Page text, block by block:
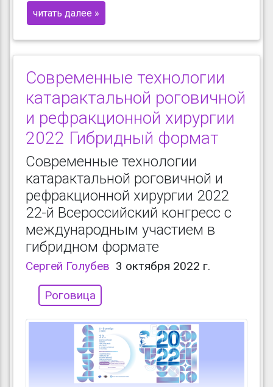
читать далее »
Современные технологии
катарактальной роговичной
и рефракционной хирургии
2022 Гибридный формат
Современные технологии
катарактальной роговичной и
рефракционной хирургии 2022
22-й Всероссийский конгресс с
международным участием в
гибридном формате
Сергей Голубев 3 октября 2022 г.
Роговица